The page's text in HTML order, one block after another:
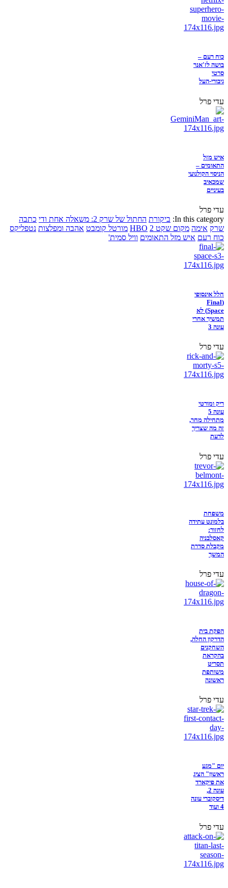
כוח רעם –
בושה לז'אנר
סרטי
גיבורי-העל
עדי פרל
איש מזל
התאומים –
הניסוי הקולנועי
שמכאיב
בעיניים
עדי פרל
In this category: ביקורת החתול של שרק 2: משאלה אחת ודי
כתבה
שרק אימה מקום שקט 2 HBO מורטל קומבט אהבה ומפלצות נטפליקס
כוח רעם איש מזל התאומים וויל סמית'
חלל אינסופי
(Final
Space) לא
תמשיך אחרי
עונה 3
עדי פרל
ריק ומורטי
עונה 5
מתחילה מחר,
זה מה שצריך
לדעת
עדי פרל
משפחת
בלמונט עתידה
לחזור:
קאסלבניה
מקבלת סדרת
המשך
עדי פרל
הפקת בית
הדרקון החלה,
השחקנים
בהקראת
תסריט
משותפת
ראשונה
עדי פרל
יום "מגע
ראשון" הציג
את פיקארד
עונה 2,
דיסקוברי עונה
4 ועוד
עדי פרל